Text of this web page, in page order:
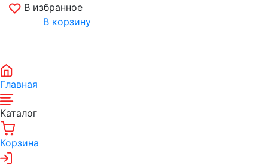
В избранное
В корзину
Главная
Каталог
Корзина